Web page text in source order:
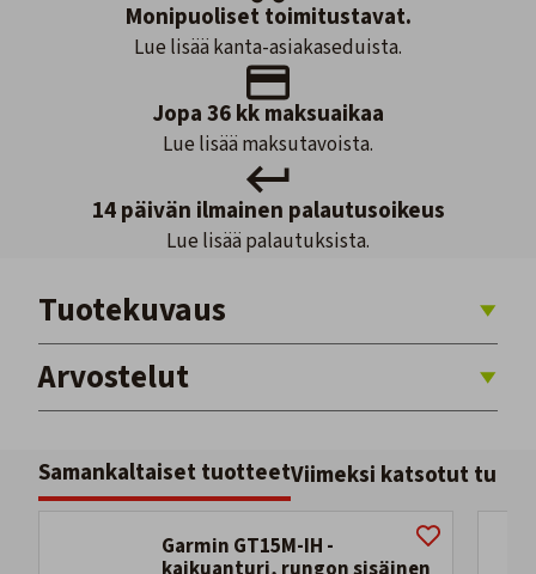
Monipuoliset toimitustavat.
Lue lisää kanta-asiakaseduista.
Jopa 36 kk maksuaikaa
Lue lisää maksutavoista.
14 päivän ilmainen palautusoikeus
Lue lisää palautuksista.
Tuotekuvaus
Arvostelut
Samankaltaiset tuotteetViimeksi katsotut
Garmin GT15M-IH -